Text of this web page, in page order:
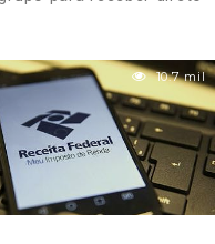
10.7 mil